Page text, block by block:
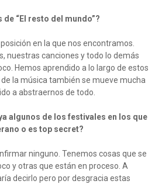
“El resto del mundo”?
en la que nos encontramos.
nuestras canciones y todo lo demás
Hemos aprendido a lo largo de estos
la música también se mueve mucha
a abstraernos de todo.
algunos de los festivales en los que
o es top secret?
ninguno. Tenemos cosas que se
y otras que están en proceso. A
decirlo pero por desgracia estas